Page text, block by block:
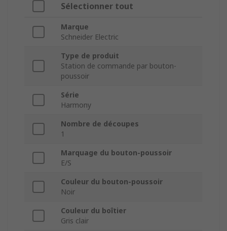
Sélectionner tout
Marque
Schneider Electric
Type de produit
Station de commande par bouton-
poussoir
Série
Harmony
Nombre de découpes
1
Marquage du bouton-poussoir
E/S
Couleur du bouton-poussoir
Noir
Couleur du boîtier
Gris clair